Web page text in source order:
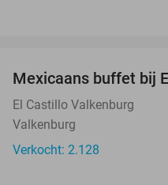
Mexicaans buffet bij
El Castillo Valkenburg
Valkenburg
Verkocht: 2.128